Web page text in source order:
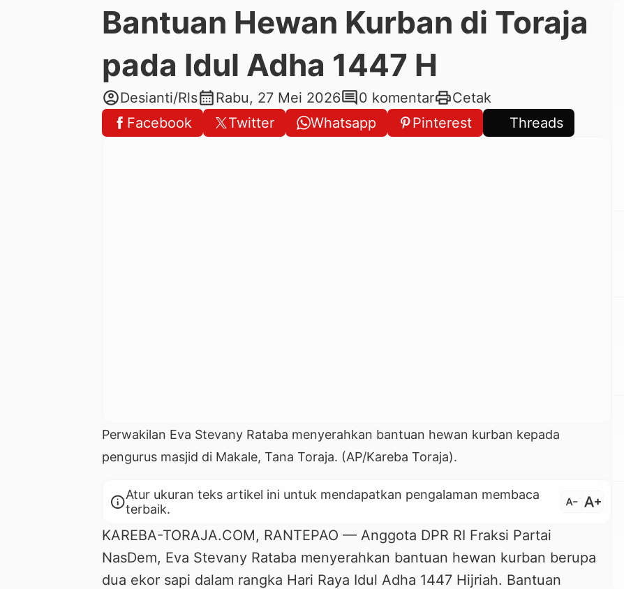
Bantuan Hewan Kurban di Toraja
pada Idul Adha 1447 H
account_circleDesianti/Rlscalendar_monthRabu, 27 Mei 2026comment0 komentarprintCetak
Facebook
Twitter Whatsapp Pinterest Threads
Perwakilan Eva Stevany Rataba menyerahkan bantuan hewan kurban kepada
pengurus masjid di Makale, Tana Toraja. (AP/Kareba Toraja).
infoAtur ukuran teks artikel ini untuk mendapatkan pengalaman membaca
terbaik.
text_decrease text_increase
KAREBA-TORAJA.COM, RANTEPAO — Anggota DPR RI Fraksi Partai
NasDem, Eva Stevany Rataba menyerahkan bantuan hewan kurban berupa
dua ekor sapi dalam rangka Hari Raya Idul Adha 1447 Hijriah. Bantuan